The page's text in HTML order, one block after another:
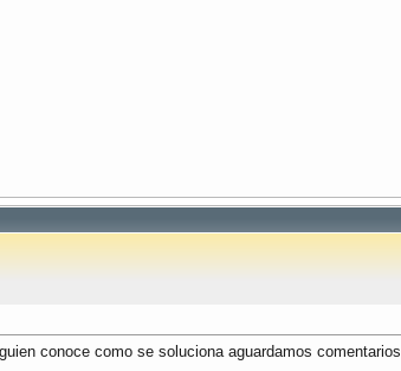
conoce como se soluciona aguardamos comentarios